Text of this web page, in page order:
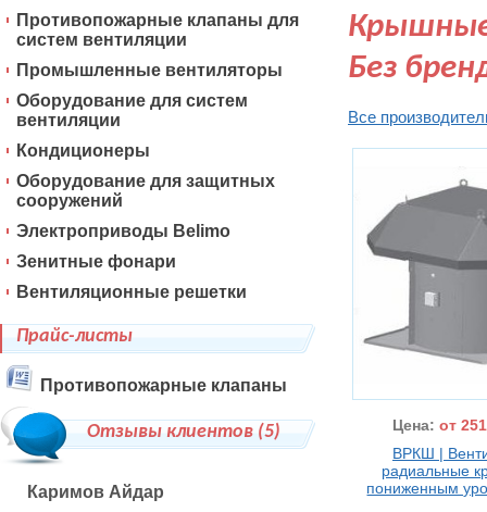
Без
Все
Цена: от
ВРКШ |
радиальные
пониженным
Противопожарные клапаны для
систем вентиляции
Промышленные вентиляторы
Оборудование для систем
вентиляции
Кондиционеры
Оборудование для защитных
сооружений
Электроприводы Belimo
Зенитные фонари
Вентиляционные решетки
Прайс-листы
Противопожарные клапаны
Отзывы клиентов (5)
Каримов Айдар